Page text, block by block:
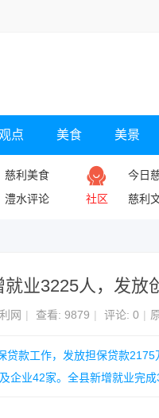
点 美食 美景
慈利美食
澧水评论 社区
今日
慈利
业3225人，发放
网 | 查看: 9879 | 评论: 0 |
贷款工作，发放担保贷款
企业42家。全县新增就业完成